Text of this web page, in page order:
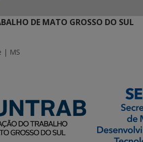
DE MATO GROSSO DO SUL
| MS